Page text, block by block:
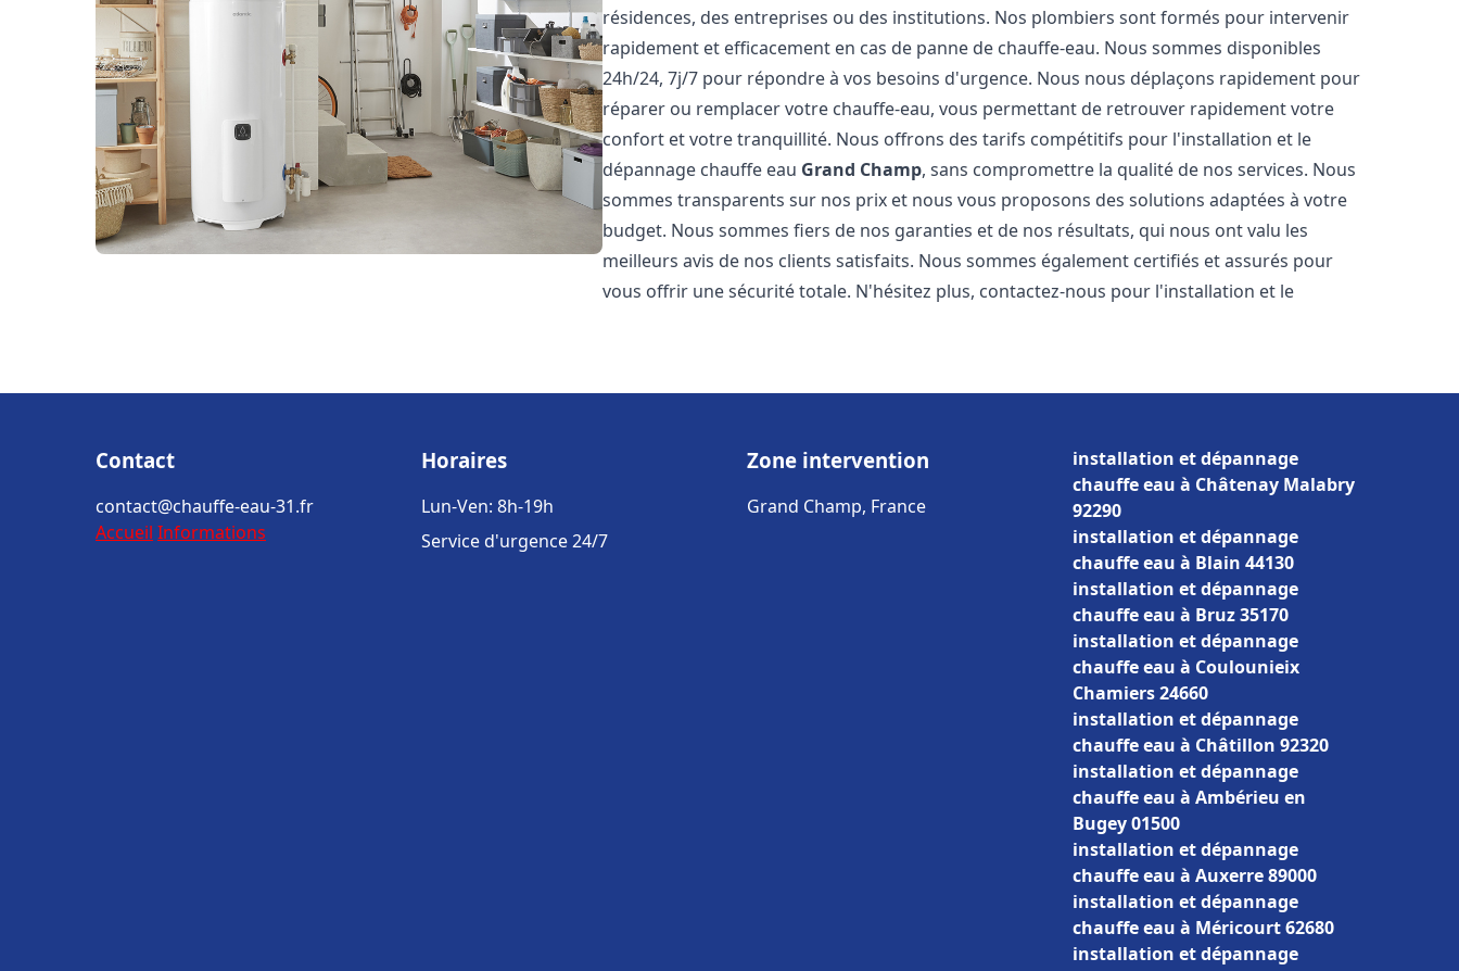
résidences, des entreprises ou des institutions. Nos plombiers sont formés pour intervenir
rapidement et efficacement en cas de panne de chauffe-eau. Nous sommes disponibles
24h/24, 7j/7 pour répondre à vos besoins d'urgence. Nous nous déplaçons rapidement pour
réparer ou remplacer votre chauffe-eau, vous permettant de retrouver rapidement votre
confort et votre tranquillité. Nous offrons des tarifs compétitifs pour l'installation et le
dépannage chauffe eau Grand Champ, sans compromettre la qualité de nos services. Nous
sommes transparents sur nos prix et nous vous proposons des solutions adaptées à votre
budget. Nous sommes fiers de nos garanties et de nos résultats, qui nous ont valu les
meilleurs avis de nos clients satisfaits. Nous sommes également certifiés et assurés pour
vous offrir une sécurité totale. N'hésitez plus, contactez-nous pour l'installation et le
Contact
contact@chauffe-eau-31.fr
Accueil Informations
Horaires
Lun-Ven: 8h-19h
Service d'urgence 24/7
Zone intervention
Grand Champ, France
installation et dépannage
chauffe eau à Châtenay Malabry
92290
installation et dépannage
chauffe eau à Blain 44130
installation et dépannage
chauffe eau à Bruz 35170
installation et dépannage
chauffe eau à Coulounieix
Chamiers 24660
installation et dépannage
chauffe eau à Châtillon 92320
installation et dépannage
chauffe eau à Ambérieu en
Bugey 01500
installation et dépannage
chauffe eau à Auxerre 89000
installation et dépannage
chauffe eau à Méricourt 62680
installation et dépannage